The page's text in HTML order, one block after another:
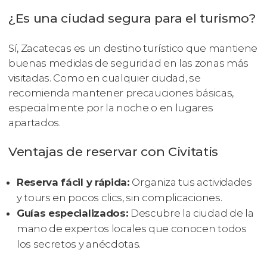
¿Es una ciudad segura para el turismo?
Sí, Zacatecas es un destino turístico que mantiene
buenas medidas de seguridad en las zonas más
visitadas. Como en cualquier ciudad, se
recomienda mantener precauciones básicas,
especialmente por la noche o en lugares
apartados.
Ventajas de reservar con Civitatis
Reserva fácil y rápida: Organiza tus actividades
y tours en pocos clics, sin complicaciones.
Guías especializados: Descubre la ciudad de la
mano de expertos locales que conocen todos
los secretos y anécdotas.